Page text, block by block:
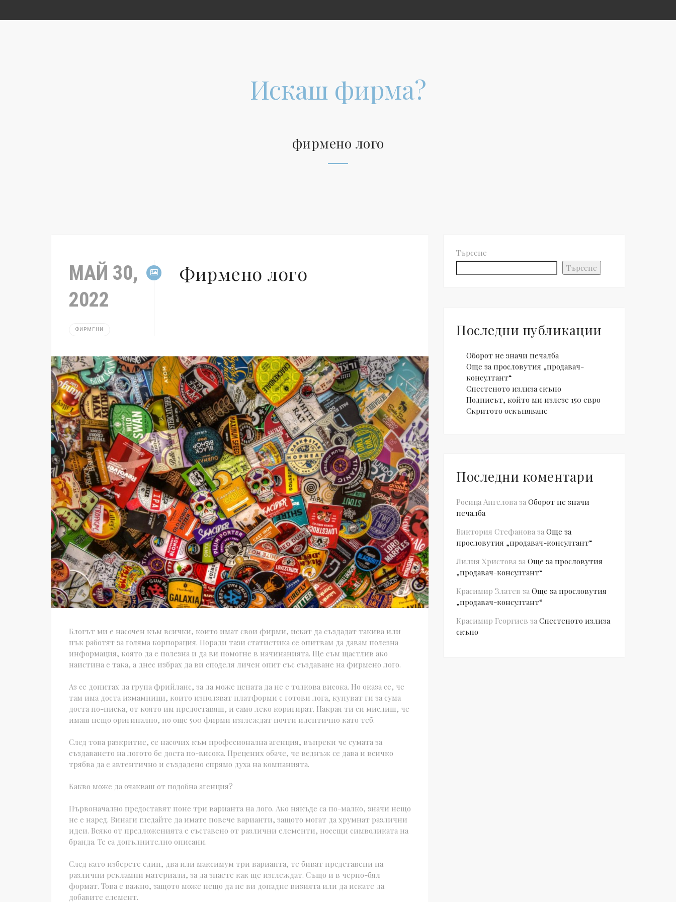
Искаш фирма?
фирмено лого
МАЙ 30,
2022
ФИРМЕНИ
Фирмено лого
Блогът ми е насочен към всички, които имат свои фирми, искат да създадат такива или
пък работят за голяма корпорация. Поради тази статистика се опитвам да давам полезна
информация, която да е полезна и да ви помогне в начинанията. Ще съм щастлив ако
наистина е така, а днес избрах да ви споделя личен опит със създаване на фирмено лого.
Аз се допитах да група фрийланс, за да може цената да не е толкова висока. Но оказа се, че
там има доста измамници, които използват платформи с готови лога, купуват ги за сума
доста по-ниска, от която им предоставяш, и само леко коригират. Накрая ти си мислиш, че
имаш нещо оригинално, но още 500 фирми изглеждат почти идентично като теб.
След това разкритие, се насочих към професионална агенция, въпреки че сумата за
създаването на логото бе доста по-висока. Прецених обаче, че веднъж се дава и всичко
трябва да е автентично и създадено спрямо духа на компанията.
Какво може да очакваш от подобна агенция?
Първоначално предоставят поне три варианта на лого. Ако някъде са по-малко, значи нещо
не е наред. Винаги гледайте да имате повече варианти, защото могат да хрумнат различни
идеи. Всяко от предложенията е съставено от различни елементи, носещи символиката на
бранда. Те са допълнително описани.
След като изберете един, два или максимум три варианта, те биват представени на
различни рекламни материали, за да знаете как ще изглеждат. Също и в черно-бял
формат. Това е важно, защото може нещо да не ви допадне визията или да искате да
добавите елемент.
Търсене
Търсене
Последни публикации
Оборот не значи печалба
Още за прословутия „продавач-
консултант“
Спестеното излиза скъпо
Подписът, който ми излезе 150 евро
Скритото оскъпяване
Последни коментари
Росица Ангелова за Оборот не значи
печалба
Виктория Стефанова за Още за
прословутия „продавач-консултант“
Лилия Христова за Още за прословутия
„продавач-консултант“
Красимир Златев за Още за прословутия
„продавач-консултант“
Красимир Георгиев за Спестеното излиза
скъпо